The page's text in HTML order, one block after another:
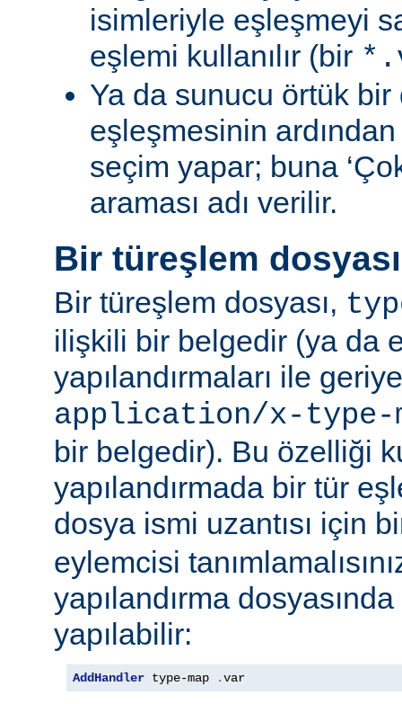
isimleriyle eşleşmeyi
eşlemi kullanılır (bir
Ya da sunucu örtük bir
eşleşmesinin
seçim yapar; buna
araması adı verilir.
Bir türeşlem
Bir türeşlem dosyası,
ilişkili bir belgedir (ya da
yapılandırmaları ile
application/x-type-
bir belgedir). Bu özelliği
yapılandırmada bir tür
dosya ismi uzantısı için
eylemcisi
yapılandırma
yapılabilir:
AddHandler type-map .var